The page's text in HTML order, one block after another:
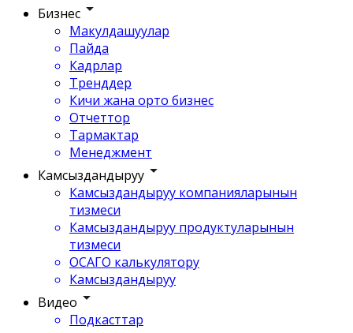
Бизнес
Макулдашуулар
Пайда
Кадрлар
Тренддер
Кичи жана орто бизнес
Отчеттор
Тармактар
Менеджмент
Камсыздандыруу
Камсыздандыруу компанияларынын
тизмеси
Камсыздандыруу продуктуларынын
тизмеси
ОСАГО калькулятору
Камсыздандыруу
Видео
Подкасттар